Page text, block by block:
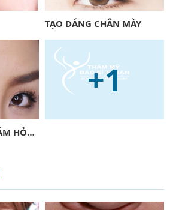
TẠO DÁNG CHÂN MÀY
SỬA CHÂN MÀY XĂM HỎNG
+1